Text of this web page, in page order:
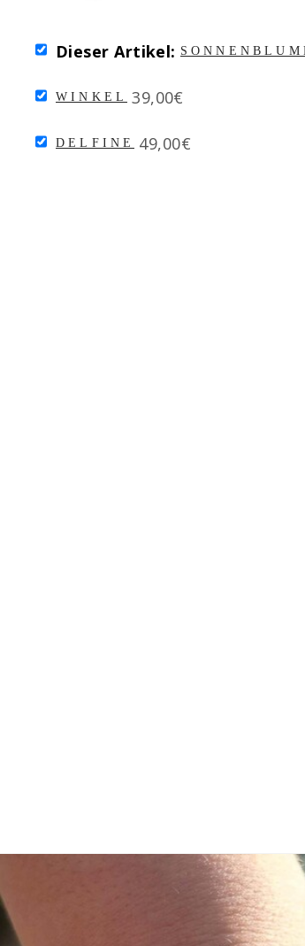
SELECT
SONNENBLUME,
VERGOLDET
Dieser Artikel:
SELECT
BUNDLE
WINKEL Price
39,00€
SELECT
DELFINE Price
49,00€